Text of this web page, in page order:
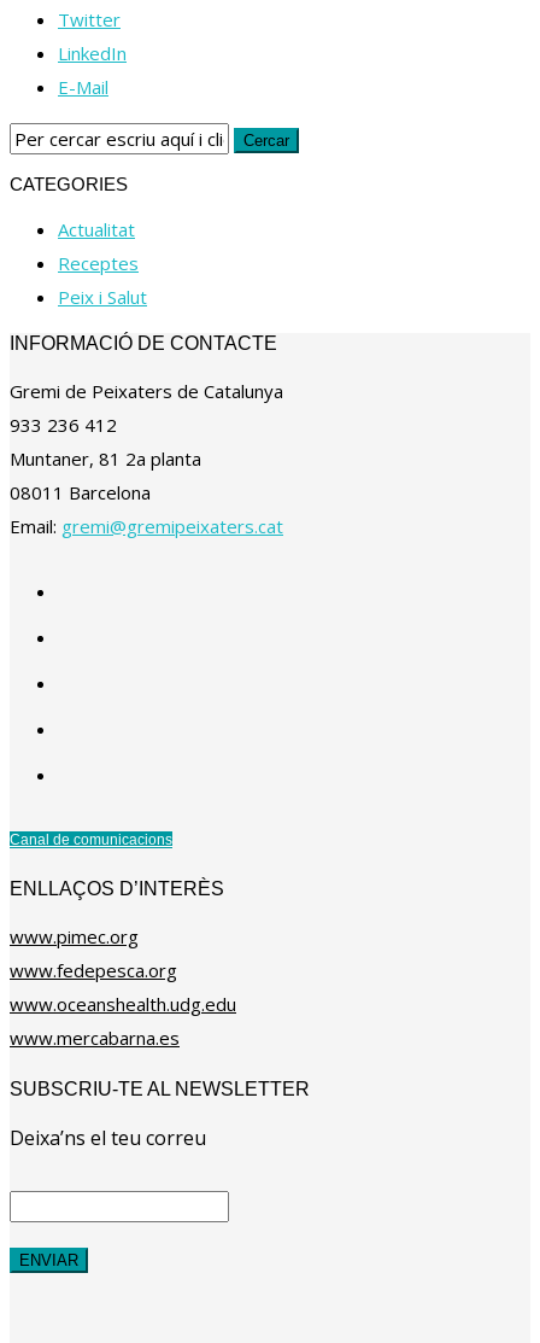
Twitter
LinkedIn
E-Mail
CATEGORIES
Actualitat
Receptes
Peix i Salut
INFORMACIÓ DE CONTACTE
Gremi de Peixaters de Catalunya
933 236 412
Muntaner, 81 2a planta
08011 Barcelona
Email: gremi@gremipeixaters.cat
Canal de comunicacions
ENLLAÇOS D’INTERÈS
www.pimec.org
www.fedepesca.org
www.oceanshealth.udg.edu
www.mercabarna.es
SUBSCRIU-TE AL NEWSLETTER
Deixa’ns el teu correu